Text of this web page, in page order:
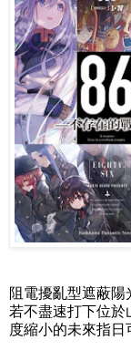
阻電擾亂型遮蔽陽
若不盡速打下位
度縮小的未來指日